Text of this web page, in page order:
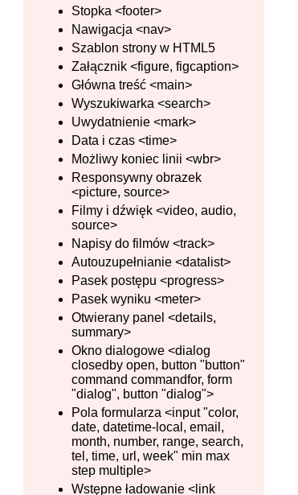
Stopka <footer>
Nawigacja <nav>
Szablon strony w HTML5
Załącznik <figure, figcaption>
Główna treść <main>
Wyszukiwarka <search>
Uwydatnienie <mark>
Data i czas <time>
Możliwy koniec linii <wbr>
Responsywny obrazek
<picture, source>
Filmy i dźwięk <video, audio,
source>
Napisy do filmów <track>
Autouzupełnianie <datalist>
Pasek postępu <progress>
Pasek wyniku <meter>
Otwierany panel <details,
summary>
Okno dialogowe <dialog
closedby open, button "button"
command commandfor, form
"dialog", button "dialog">
Pola formularza <input "color,
date, datetime-local, email,
month, number, range, search,
tel, time, url, week" min max
step multiple>
Wstępne ładowanie <link